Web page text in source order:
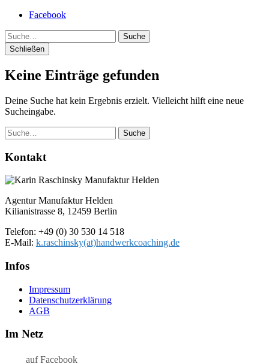
Facebook
Suche
Schließen
Keine Einträge gefunden
Deine Suche hat kein Ergebnis erzielt. Vielleicht hilft eine neue
Sucheingabe.
Suche
Kontakt
Agentur Manufaktur Helden
Kilianistrasse 8, 12459 Berlin
Telefon: +49 (0) 30 530 14 518
E-Mail: k.raschinsky(at)handwerkcoaching.de
Infos
Impressum
Datenschutz­erklärung
AGB
Im Netz
auf Facebook